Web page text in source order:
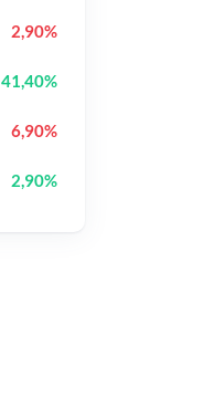
2,90%
41,40%
6,90%
2,90%